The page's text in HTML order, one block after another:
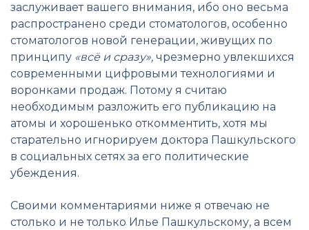
заслуживает вашего внимания, ибо оно весьма
распространено среди стоматологов, особенно
стоматологов новой генерации, живущих по
принципу «всё и сразу», чрезмерно увлекшихся
современными цифровыми технологиями и
воронками продаж. Потому я считаю
необходимым разложить его публикацию на
атомы и хорошенько откомментить, хотя мы
старательно игнорируем доктора Пашкульского
в социальных сетях за его политические
убеждения.
Своими комментариями ниже я отвечаю не
столько и не только Илье Пашкульскому, а всем